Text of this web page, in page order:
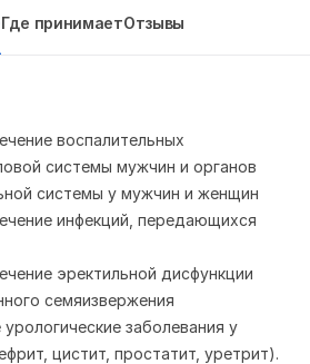
Где принимаетОтзывы
воспалительных
системы мужчин и органов
системы у мужчин и женщин
инфекций, передающихся
эректильной дисфункции
семяизвержения
заболевания у
цистит, простатит, уретрит).